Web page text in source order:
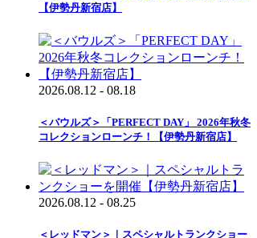
【伊勢丹新宿店】
2026.08.12 - 08.18
＜バウルズ＞「PERFECT DAY」 2026年秋冬
コレクションローンチ！【伊勢丹新宿店】
2026.08.12 - 08.25
＜レッドマン＞｜スペシャルトランクショー